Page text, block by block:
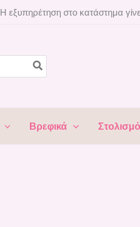
Η εξυπηρέτηση στο κατάστημα
Βρεφικά
Πολυμορφική
ΜiniMAX
10150500044A